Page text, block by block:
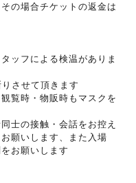
の場合チケットの返金は
ッフによる検温がありま
させて頂きます
覧時・物販時もマスクを
士の接触・会話をお控え
願いします、また入場
お願いします